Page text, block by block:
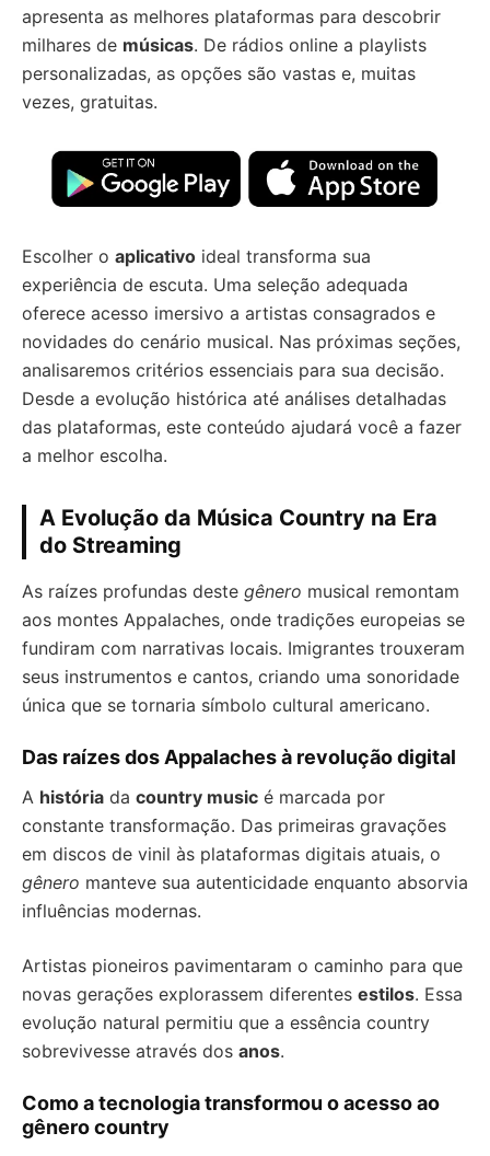
apresenta as melhores plataformas para descobrir
milhares de músicas. De rádios online a playlists
personalizadas, as opções são vastas e, muitas
vezes, gratuitas.
Escolher o aplicativo ideal transforma sua
experiência de escuta. Uma seleção adequada
oferece acesso imersivo a artistas consagrados e
novidades do cenário musical. Nas próximas seções,
analisaremos critérios essenciais para sua decisão.
Desde a evolução histórica até análises detalhadas
das plataformas, este conteúdo ajudará você a fazer
a melhor escolha.
A Evolução da Música Country na Era
do Streaming
As raízes profundas deste gênero musical remontam
aos montes Appalaches, onde tradições europeias se
fundiram com narrativas locais. Imigrantes trouxeram
seus instrumentos e cantos, criando uma sonoridade
única que se tornaria símbolo cultural americano.
Das raízes dos Appalaches à revolução digital
A história da country music é marcada por
constante transformação. Das primeiras gravações
em discos de vinil às plataformas digitais atuais, o
gênero manteve sua autenticidade enquanto absorvia
influências modernas.
Artistas pioneiros pavimentaram o caminho para que
novas gerações explorassem diferentes estilos. Essa
evolução natural permitiu que a essência country
sobrevivesse através dos anos.
Como a tecnologia transformou o acesso ao
gênero country